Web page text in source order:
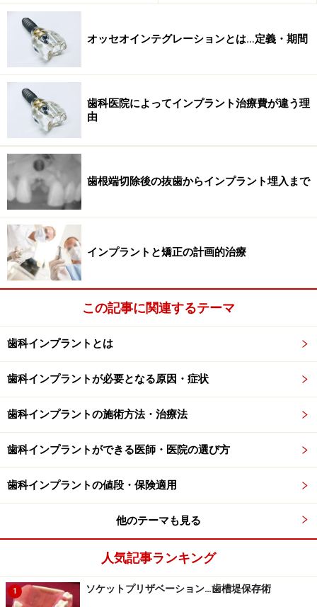
ステージドアプローチを選択する判断基準
とは
狭い範囲で大きく骨が不足したケース
どちらの治療法を選択するのか、については明確な基準
がある訳ではありません。安定した初期固定が取れるこ
と、十分に覆うことができる軟組織が確保できることな
ど、ある程度の判断基準というものはありますが、個々
の症例は同じ条件ではありませんので、その歯科医師の
知識、技術、経験による判断にゆだねられます。特に、
経験や技術の浅い歯科医師が判断を見誤って無理に一度
で治療を終えようとすると重大なトラブルに発展する可
能性もありますので注意が必要です。
ステージドアプローチにせよインプラント埋入同時骨造
成にせよ、非常に難易度の高い治療です。どちらの治療
法にもメリット、デメリットがあり、何を優先されるか
は患者様によっても違います。歯科医師の考え方や技術
力や経験によっても異なると思います。インプラント治
療における成功要件である、「機能性、審美性、長期安
えるでしょう。
を少なくして患者様の負担を少なくすることはもちろん
大事ですが、あくまで最優先されるべきは安全性や確実
性であると考え選択するべきでしょう。
※記事内容は執筆時点のものです。最新の内容をご確認くださ
い。
オッセオインテグレーションとは…定義・期間
歯科医院によってインプラント治療費が違う理
由
歯根端切除後の抜歯からインプラント埋入まで
インプラントと矯正の計画的治療
この記事に関連するテーマ
歯科インプラントとは
歯科インプラントが必要となる原因・症状
歯科インプラントの施術方法・治療法
歯科インプラントができる医師・医院の選び方
歯科インプラントの値段・保険適用
他のテーマも見る
人気記事ランキング
1 ソケットプリザベーション…歯槽堤保存術